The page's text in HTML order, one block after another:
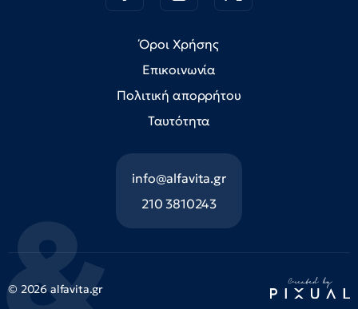
Όροι Χρήσης
Επικοινωνία
Πολιτική απορρήτου
Ταυτότητα
info@alfavita.gr
210 3810243
© 2026 alfavita.gr